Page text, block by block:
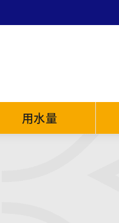
用水量